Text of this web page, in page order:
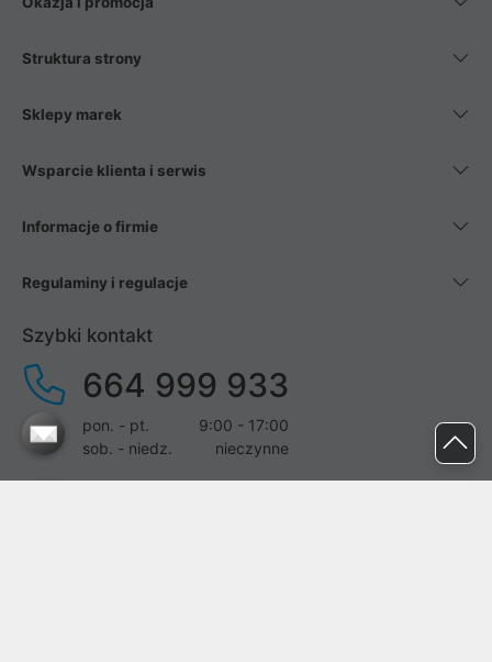
Struktura strony
Sklepy marek
Wsparcie klienta i serwis
Informacje o firmie
Regulaminy i regulacje
Szybki kontakt
664 999 933
pon. - pt.
9:00 - 17:00
sob. - niedz.
nieczynne